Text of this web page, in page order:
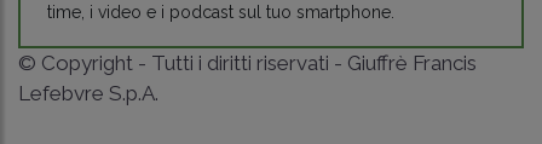
time, i video e i podcast sul tuo smartphone.
© Copyright - Tutti i diritti riservati - Giuffrè Francis
Lefebvre S.p.A.